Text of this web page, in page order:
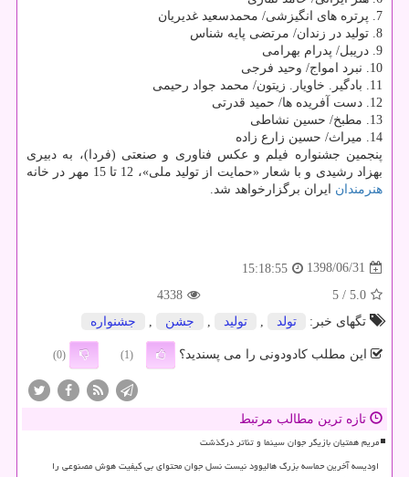
7. پرتره های انگیزشی/ محمدسعید غدیریان
8. تولید در زندان/ مرتضی پایه شناس
9. دریبل/ پدرام بهرامی
10. نبرد امواج/ وحید فرجی
11. بادگیر. خاویار. زیتون/ محمد جواد رحیمی
12. دست آفریده ها/ حمید قدرتی
13. مطبخ/ حسین نشاطی
14. میراث/ حسین زارع زاده
پنجمین جشنواره فیلم و عكس فناوری و صنعتی (فردا)، به دبیری
بهزاد رشیدی و با شعار «حمایت از تولید ملی»، 12 تا 15 مهر در خانه
هنرمندان ایران برگزارخواهد شد.
1398/06/31
15:18:55
5.0
/ 5
4338
تگهای خبر:
تولد تولید جشن جشنواره
این مطلب کادودونی را می پسندید؟ (1)
(0)
تازه ترین مطالب مرتبط
مریم همتیان بازیگر جوان سینما و تئاتر درگذشت
اودیسه آخرین حماسه بزرگ هالیوود نیست نسل جوان محتوای بی کیفیت هوش مصنوعی را